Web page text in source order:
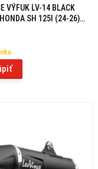
VÝFUK LV-14 BLACK
SH 125I (24-26)